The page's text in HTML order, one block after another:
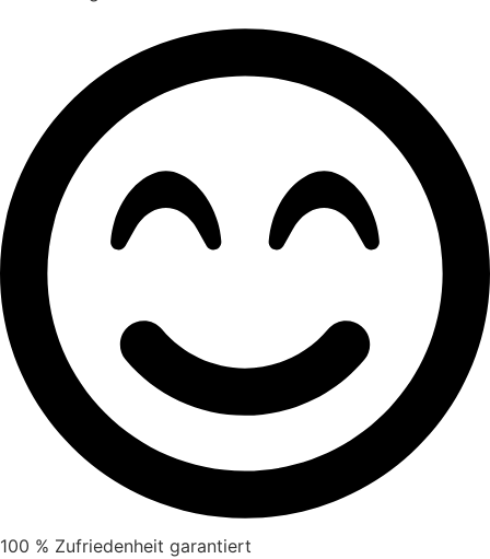
100 % Zufriedenheit garantiert